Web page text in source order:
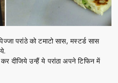
परांठे को टमाटो सास, मस्टर्ड सास
दीजिये उन्हैं ये परांठा अपने टिफिन में